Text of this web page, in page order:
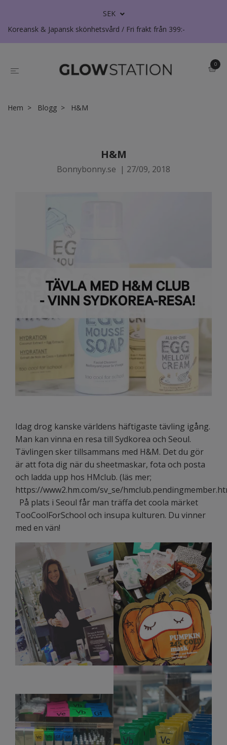
SEK
Koreansk & Japansk skönhetsvård / Fri frakt från 399:-
0
Hem Blogg H&M
H&M
Bonnybonny.se | 27/09, 2018
Idag drog kanske världens häftigaste tävling igång.
Man kan vinna en resa till Sydkorea och Seoul.
Tävlingen sker tillsammans med H&M. Det du gör
är att fota dig när du sheetmaskar, fota och posta
och ladda upp hos HMclub. (läs mer;
https://www2.hm.com/sv_se/
På plats i Seoul får man träffa det coola märket
TooCoolForSchool och insupa kulturen. Du vinner
med en vän!